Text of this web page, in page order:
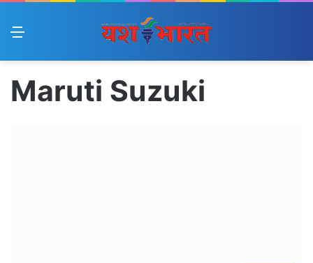
Menu
Maruti Suzuki